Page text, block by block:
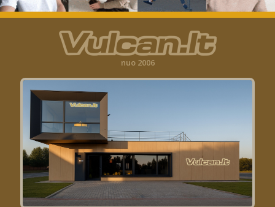
nuo 2006